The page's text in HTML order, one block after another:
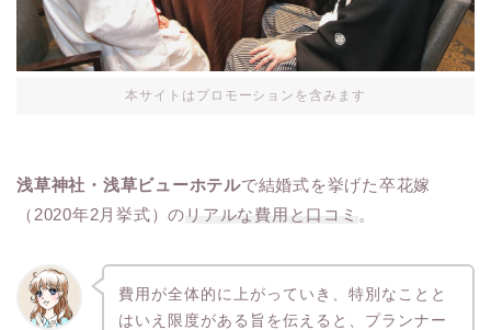
本サイトはプロモーションを含みます
浅草神社・浅草ビューホテルで結婚式を挙げた卒花嫁
（2020年2月挙式）の リアルな費用と口コミ 。
費用が全体的に上がっていき、特別なことと
はいえ限度がある旨を伝えると、プランナー